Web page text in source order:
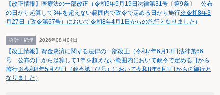
【改正情報】医療法の一部改正（令和5年5月19日法律第31号〔第9条〕 公布
の日から起算して3年を超えない範囲内で政令で定める日から施行※令和8年3
月27日（政令第67号）において令和8年4月1日からの施行となりました ）
会計・経理 2026年08月04日
【改正情報】資金決済に関する法律の一部改正（令和7年6月13日法律第66
号 公布の日から起算して1年を超えない範囲内において政令で定める日から
施行※令和8年5月22日（政令第172号）において令和8年6月1日からの施行と
なりました ）